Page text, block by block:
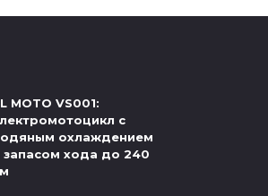
MOTO VS001:
с
охлаждением
запасом хода до 240